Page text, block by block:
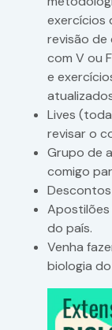
exercícios
revisão de
com V ou
e
Lives
revisar o
Grupo de
comigo
Apostilões
do país.
Venha
biologia